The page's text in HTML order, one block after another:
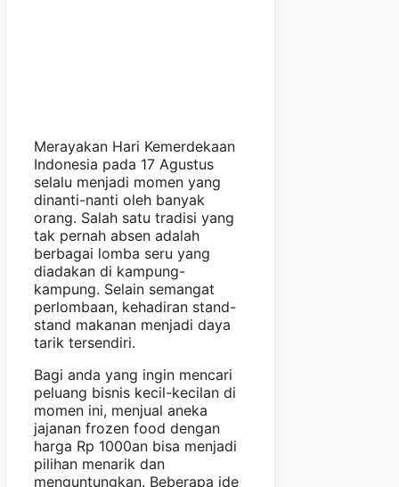
Merayakan Hari Kemerdekaan
Indonesia pada 17 Agustus
selalu menjadi momen yang
dinanti-nanti oleh banyak
orang. Salah satu tradisi yang
tak pernah absen adalah
berbagai lomba seru yang
diadakan di kampung-
kampung. Selain semangat
perlombaan, kehadiran stand-
stand makanan menjadi daya
tarik tersendiri.
Bagi anda yang ingin mencari
peluang bisnis kecil-kecilan di
momen ini, menjual aneka
jajanan frozen food dengan
harga Rp 1000an bisa menjadi
pilihan menarik dan
menguntungkan. Beberapa ide